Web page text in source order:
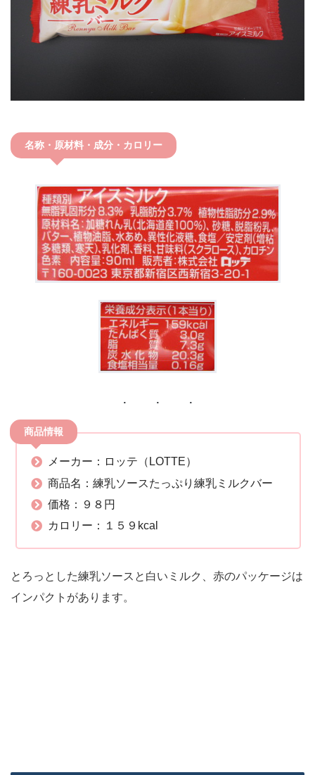
名称・原材料・成分・カロリー
商品情報
メーカー：ロッテ（LOTTE）
商品名：練乳ソースたっぷり練乳ミルクバー
価格：９８円
カロリー：１５９kcal
とろっとした練乳ソースと白いミルク、赤のパッケージは
インパクトがあります。